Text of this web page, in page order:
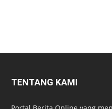
TENTANG KAMI